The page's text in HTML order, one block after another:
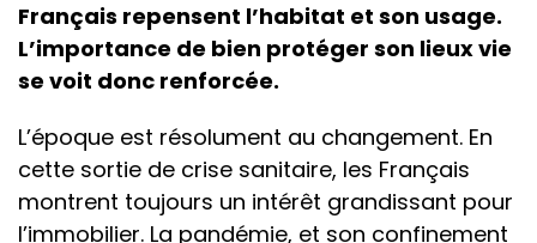
Français repensent l’habitat et son usage.
L’importance de bien protéger son lieux vie
se voit donc renforcée.
L’époque est résolument au changement. En
cette sortie de crise sanitaire, les Français
montrent toujours un intérêt grandissant pour
l’immobilier. La pandémie, et son confinement